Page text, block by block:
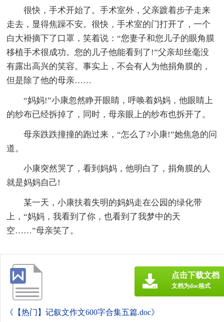
很快，手术开始了。手术室外，父亲踱着步子走来
走去，显得焦躁不安。很快，手术室的门打开了，一个
白大褂摘下了口罩，笑着说：“您妻子和您儿子的眼角膜
移植手术很成功。您的儿子他能看到了!”父亲却丝毫没
有露出高兴的笑容。事实上，不会有人为他捐角膜的，
但是除了他的母亲……
“妈妈!”小康忽然睁开眼睛，呼唤着妈妈，他眼睛上
的纱布已经拆掉了，同时，母亲眼上的纱布也拆开了。
母亲跌跌撞撞的跑过来，“怎么了?小康!”她焦急的问
道。
小康突然哭了，看到妈妈，他明白了，捐角膜的人
就是妈妈自己!
某一天，小康扶着失明的妈妈走在公园的绿化带
上，“妈妈，我看到了你，也看到了我梦中的天
空……”母亲笑了。
《【热门】记叙文作文600字合集五篇.doc》
点击下载文档
文档为doc格式